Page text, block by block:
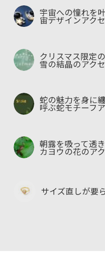
宇宙への憧れを
宙デザインアク
クリスマス限定
雪の結晶のアク
蛇の魅力を身に
呼ぶ蛇モチーフ
朝露を吸って透
カヨウの花のア
サイズ直しが要